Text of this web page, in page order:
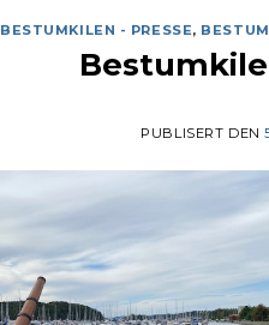
BESTUMKILEN - PRESSE,
PUBLISERT DEN